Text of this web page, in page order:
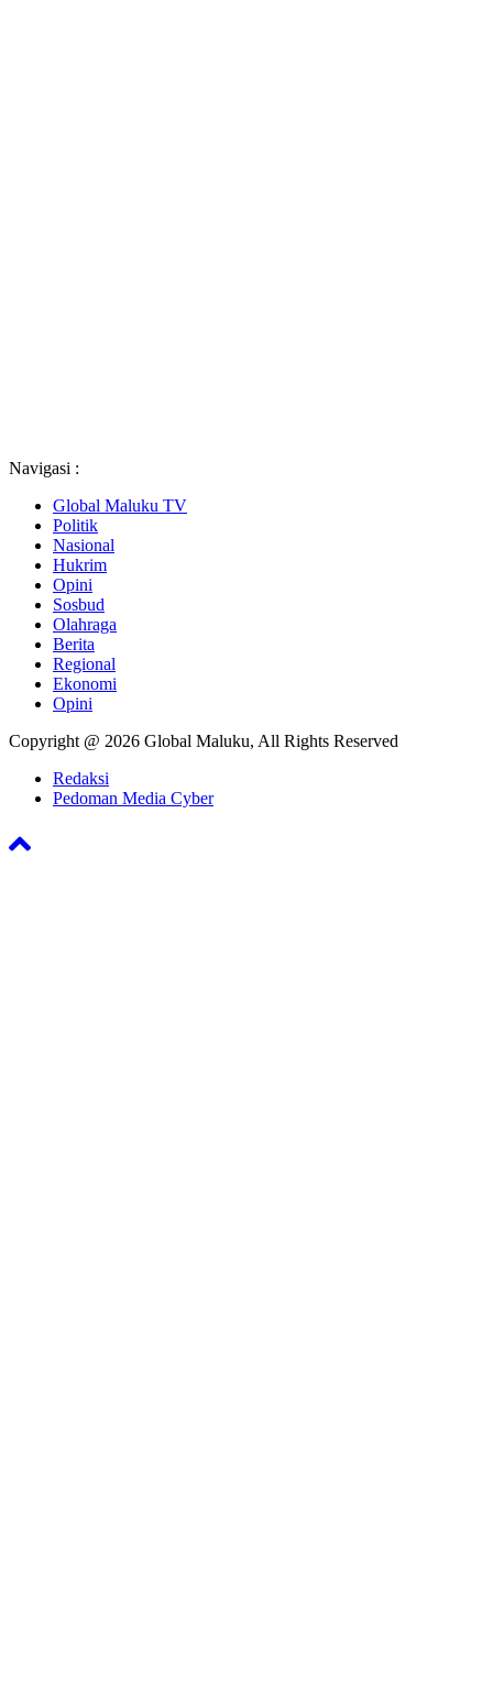
Navigasi :
Global Maluku TV
Politik
Nasional
Hukrim
Opini
Sosbud
Olahraga
Berita
Regional
Ekonomi
Opini
Copyright @ 2026 Global Maluku, All Rights Reserved
Redaksi
Pedoman Media Cyber